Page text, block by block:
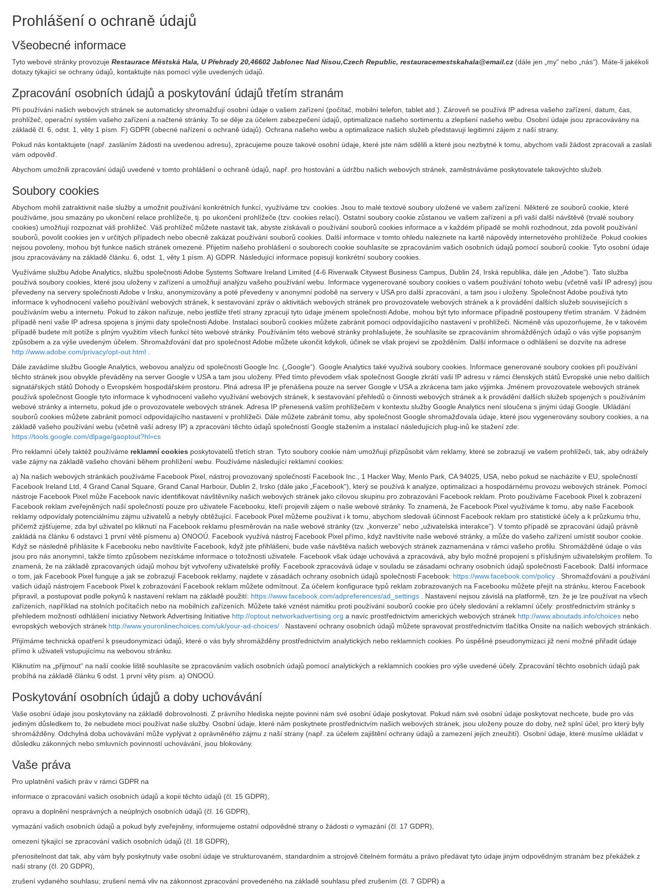
Prohlášení o ochraně údajů
Všeobecné informace
Tyto webové stránky provozuje Restaurace Městská Hala, U Přehrady 20,46602 Jablonec Nad Nisou,Czech Republic, restauracemestskahala@email.cz (dále jen „my“ nebo „nás“). Máte-li jakékoli
dotazy týkající se ochrany údajů, kontaktujte nás pomocí výše uvedených údajů.
Zpracování osobních údajů a poskytování údajů třetím stranám
Při používání našich webových stránek se automaticky shromažďují osobní údaje o vašem zařízení (počítač, mobilní telefon, tablet atd.). Zároveň se používá IP adresa vašeho zařízení, datum, čas,
prohlížeč, operační systém vašeho zařízení a načtené stránky. To se děje za účelem zabezpečení údajů, optimalizace našeho sortimentu a zlepšení našeho webu. Osobní údaje jsou zpracovávány na
základě čl. 6, odst. 1, věty 1 písm. F) GDPR (obecné nařízení o ochraně údajů). Ochrana našeho webu a optimalizace našich služeb představují legitimní zájem z naší strany.
Pokud nás kontaktujete (např. zasláním žádosti na uvedenou adresu), zpracujeme pouze takové osobní údaje, které jste nám sdělili a které jsou nezbytné k tomu, abychom vaši žádost zpracovali a zaslali
vám odpověď.
Abychom umožnili zpracování údajů uvedené v tomto prohlášení o ochraně údajů, např. pro hostování a údržbu našich webových stránek, zaměstnáváme poskytovatele takovýchto služeb.
Soubory cookies
Abychom mohli zatraktivnit naše služby a umožnit používání konkrétních funkcí, využíváme tzv. cookies. Jsou to malé textové soubory uložené ve vašem zařízení. Některé ze souborů cookie, které
používáme, jsou smazány po ukončení relace prohlížeče, tj. po ukončení prohlížeče (tzv. cookies relací). Ostatní soubory cookie zůstanou ve vašem zařízení a při vaší další návštěvě (trvalé soubory
cookies) umožňují rozpoznat váš prohlížeč. Váš prohlížeč můžete nastavit tak, abyste získávali o používání souborů cookies informace a v každém případě se mohli rozhodnout, zda povolit používání
souborů, povolit cookies jen v určitých případech nebo obecně zakázat používání souborů cookies. Další informace v tomto ohledu naleznete na kartě nápovědy internetového prohlížeče. Pokud cookies
nejsou povoleny, mohou být funkce našich stránek omezené. Přijetím našeho prohlášení o souborech cookie souhlasíte se zpracováním vašich osobních údajů pomocí souborů cookie. Tyto osobní údaje
jsou zpracovávány na základě článku. 6, odst. 1, věty 1 písm. A) GDPR. Následující informace popisují konkrétní soubory cookies.
Využíváme službu Adobe Analytics, službu společnosti Adobe Systems Software Ireland Limited (4-6 Riverwalk Citywest Business Campus, Dublin 24, Irská republika, dále jen „Adobe“). Tato služba
používá soubory cookies, které jsou uloženy v zařízení a umožňují analýzu vašeho používání webu. Informace vygenerované soubory cookies o vašem používání tohoto webu (včetně vaší IP adresy) jsou
převedeny na servery společnosti Adobe v Irsku, anonymizovány a poté převedeny v anonymní podobě na servery v USA pro další zpracování, a tam jsou i uloženy. Společnost Adobe používá tyto
informace k vyhodnocení vašeho používání webových stránek, k sestavování zpráv o aktivitách webových stránek pro provozovatele webových stránek a k provádění dalších služeb souvisejících s
používáním webu a internetu. Pokud to zákon nařizuje, nebo jestliže třetí strany zpracují tyto údaje jménem společnosti Adobe, mohou být tyto informace případně postoupeny třetím stranám. V žádném
případě není vaše IP adresa spojena s jinými daty společnosti Adobe. Instalaci souborů cookies můžete zabránit pomocí odpovídajícího nastavení v prohlížeči. Nicméně vás upozorňujeme, že v takovém
případě budete mít potíže s plným využitím všech funkcí této webové stránky. Používáním této webové stránky prohlašujete, že souhlasíte se zpracováním shromážděných údajů o vás výše popsaným
způsobem a za výše uvedeným účelem. Shromažďování dat pro společnost Adobe můžete ukončit kdykoli, účinek se však projeví se zpožděním. Další informace o odhlášení se dozvíte na adrese
http://www.adobe.com/privacy/opt-out.html
Dále zavádíme službu Google Analytics, webovou analýzu od společnosti Google Inc. („Google“). Google Analytics také využívá soubory cookies. Informace generované soubory cookies při používání
těchto stránek jsou obvykle převáděny na server Google v USA a tam jsou uloženy. Před tímto převodem však společnost Google zkrátí vaši IP adresu v rámci členských států Evropské unie nebo dalších
signatářských států Dohody o Evropském hospodářském prostoru. Plná adresa IP je přenášena pouze na server Google v USA a zkrácena tam jako výjimka. Jménem provozovatele webových stránek
používá společnost Google tyto informace k vyhodnocení vašeho využívání webových stránek, k sestavování přehledů o činnosti webových stránek a k provádění dalších služeb spojených s používáním
webové stránky a internetu, pokud jde o provozovatele webových stránek. Adresa IP přenesená vaším prohlížečem v kontextu služby Google Analytics není sloučena s jinými údaji Google. Ukládání
souborů cookies můžete zabránit pomocí odpovídajícího nastavení v prohlížeči. Dále můžete zabránit tomu, aby společnost Google shromažďovala údaje, které jsou vygenerovány soubory cookies, a na
základě vašeho používání webu (včetně vaší adresy IP) a zpracování těchto údajů společností Google stažením a instalací následujících plug-inů ke stažení zde:
https://tools.google.com/dlpage/gaoptout?hl=cs
Pro reklamní účely taktéž používáme reklamní cookies poskytovatelů třetích stran. Tyto soubory cookie nám umožňují přizpůsobit vám reklamy, které se zobrazují ve vašem prohlížeči, tak, aby odrážely
vaše zájmy na základě vašeho chování během prohlížení webu. Používáme následující reklamní cookies:
a) Na našich webových stránkách používáme Facebook Pixel, nástroj provozovaný společností Facebook Inc., 1 Hacker Way, Menlo Park, CA 94025, USA, nebo pokud se nacházíte v EU, společností
Facebook Ireland Ltd, 4 Grand Canal Square, Grand Canal Harbour, Dublin 2, Irsko (dále jako „Facebook“), který se používá k analýze, optimalizaci a hospodárnému provozu webových stránek. Pomocí
nástroje Facebook Pixel může Facebook navíc identifikovat návštěvníky našich webových stránek jako cílovou skupinu pro zobrazování Facebook reklam. Proto používáme Facebook Pixel k zobrazení
Facebook reklam zveřejněných naší společností pouze pro uživatele Facebooku, kteří projevili zájem o naše webové stránky. To znamená, že Facebook Pixel využíváme k tomu, aby naše Facebook
reklamy odpovídaly potenciálnímu zájmu uživatelů a nebyly obtěžující. Facebook Pixel můžeme používat i k tomu, abychom sledovali účinnost Facebook reklam pro statistické účely a k průzkumu trhu,
přičemž zjišťujeme, zda byl uživatel po kliknutí na Facebook reklamu přesměrován na naše webové stránky (tzv. „konverze“ nebo „uživatelská interakce“). V tomto případě se zpracování údajů právně
zakládá na článku 6 odstavci 1 první větě písmenu a) ONOOÚ. Facebook využívá nástroj Facebook Pixel přímo, když navštívíte naše webové stránky, a může do vašeho zařízení umístit soubor cookie.
Když se následně přihlásíte k Facebooku nebo navštívíte Facebook, když jste přihlášeni, bude vaše návštěva našich webových stránek zaznamenána v rámci vašeho profilu. Shromážděné údaje o vás
jsou pro nás anonymní, takže tímto způsobem nezískáme informace o totožnosti uživatele. Facebook však údaje uchovává a zpracovává, aby bylo možné propojení s příslušným uživatelským profilem. To
znamená, že na základě zpracovaných údajů mohou být vytvořeny uživatelské profily. Facebook zpracovává údaje v souladu se zásadami ochrany osobních údajů společnosti Facebook. Další informace
o tom, jak Facebook Pixel funguje a jak se zobrazují Facebook reklamy, najdete v zásadách ochrany osobních údajů společnosti Facebook: https://www.facebook.com/policy
. Shromažďování a používání
vašich údajů nástrojem Facebook Pixel k zobrazování Facebook reklam můžete odmítnout. Za účelem konfigurace typů reklam zobrazovaných na Facebooku můžete přejít na stránku, kterou Facebook
připravil, a postupovat podle pokynů k nastavení reklam na základě použití: https://www.facebook.com/adpreferences/ad_settings
. Nastavení nejsou závislá na platformě, tzn. že je lze používat na všech
zařízeních, například na stolních počítačích nebo na mobilních zařízeních. Můžete také vznést námitku proti používání souborů cookie pro účely sledování a reklamní účely: prostřednictvím stránky s
přehledem možností odhlášení iniciativy Network Advertising Initiative http://optout.networkadvertising.org a navíc prostřednictvím amerických webových stránek http://www.aboutads.info/choices nebo
evropských webových stránek http://www.youronlinechoices.com/uk/your-ad-choices/
. Nastavení ochrany osobních údajů můžete spravovat prostřednictvím tlačítka Onsite na našich webových stránkách.
Přijímáme technická opatření k pseudonymizaci údajů, které o vás byly shromážděny prostřednictvím analytických nebo reklamních cookies. Po úspěšné pseudonymizaci již není možné přiřadit údaje
přímo k uživateli vstupujícímu na webovou stránku.
Kliknutím na „přijmout“ na naší cookie liště souhlasíte se zpracováním vašich osobních údajů pomocí analytických a reklamních cookies pro výše uvedené účely. Zpracování těchto osobních údajů pak
probíhá na základě článku 6 odst. 1 první věty písm. a) ONOOÚ.
Poskytování osobních údajů a doby uchovávání
Vaše osobní údaje jsou poskytovány na základě dobrovolnosti. Z právního hlediska nejste povinni nám své osobní údaje poskytovat. Pokud nám své osobní údaje poskytovat nechcete, bude pro vás
jediným důsledkem to, že nebudete moci používat naše služby. Osobní údaje, které nám poskytnete prostřednictvím našich webových stránek, jsou uloženy pouze do doby, než splní účel, pro který byly
shromážděny. Odchylná doba uchovávání může vyplývat z oprávněného zájmu z naší strany (např. za účelem zajištění ochrany údajů a zamezení jejich zneužití). Osobní údaje, které musíme ukládat v
důsledku zákonných nebo smluvních povinností uchovávání, jsou blokovány.
Vaše práva
Pro uplatnění vašich práv v rámci GDPR na
informace o zpracování vašich osobních údajů a kopii těchto údajů (čl. 15 GDPR),
opravu a doplnění nesprávných a neúplných osobních údajů (čl. 16 GDPR),
vymazání vašich osobních údajů a pokud byly zveřejněny, informujeme ostatní odpovědné strany o žádosti o vymazání (čl. 17 GDPR),
omezení týkající se zpracování vašich osobních údajů (čl. 18 GDPR),
přenositelnost dat tak, aby vám byly poskytnuty vaše osobní údaje ve strukturovaném, standardním a strojově čitelném formátu a právo předávat tyto údaje jiným odpovědným stranám bez překážek z
naší strany (čl. 20 GDPR),
zrušení vydaného souhlasu; zrušení nemá vliv na zákonnost zpracování provedeného na základě souhlasu před zrušením (čl. 7 GDPR) a